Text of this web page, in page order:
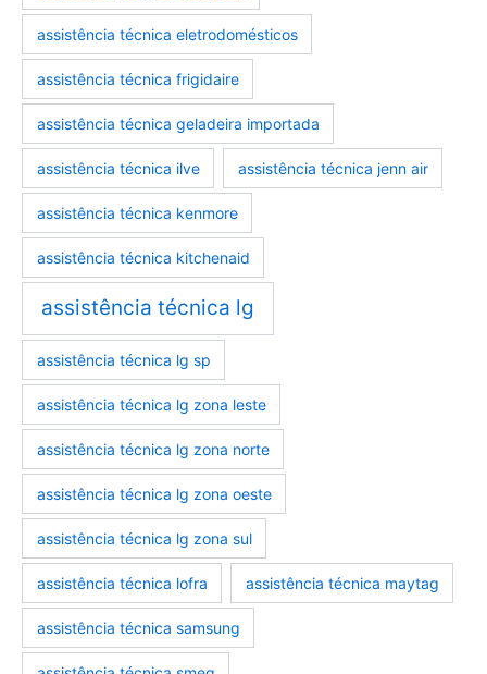
assistência técnica eletrodomésticos
assistência técnica frigidaire
assistência técnica geladeira importada
assistência técnica ilve assistência técnica jenn air
assistência técnica kenmore
assistência técnica kitchenaid
assistência técnica lg
assistência técnica lg sp
assistência técnica lg zona leste
assistência técnica lg zona norte
assistência técnica lg zona oeste
assistência técnica lg zona sul
assistência técnica lofra assistência técnica maytag
assistência técnica samsung